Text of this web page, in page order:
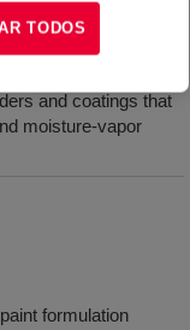
and coatings that
moisture-vapor
formulation
TODOS